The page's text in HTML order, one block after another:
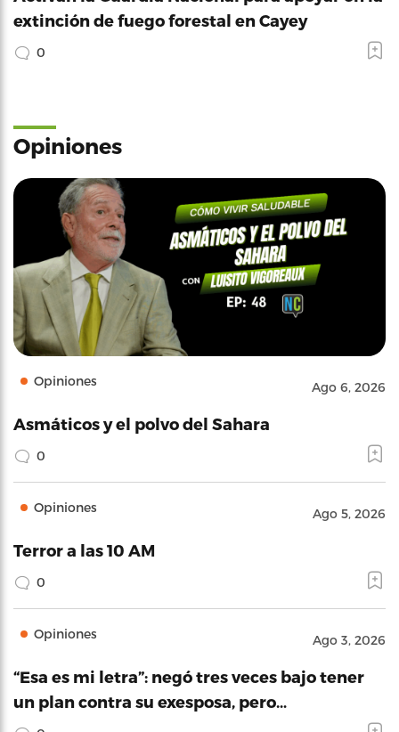
extinción de fuego forestal en Cayey
0
Opiniones
Opiniones Ago 6, 2026
Asmáticos y el polvo del Sahara
0
Opiniones Ago 5, 2026
Terror a las 10 AM
0
Opiniones Ago 3, 2026
“Esa es mi letra”: negó tres veces bajo tener
un plan contra su exesposa, pero…